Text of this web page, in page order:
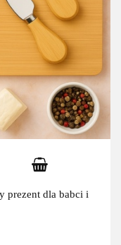
prezent dla babci i